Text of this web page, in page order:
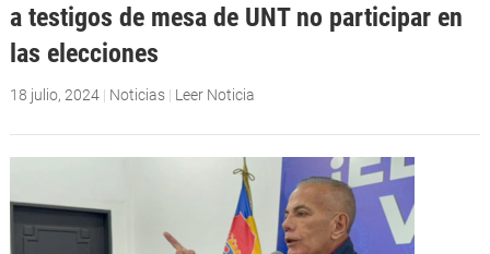
a testigos de mesa de UNT no participar en
las elecciones
18 julio, 2024| Noticias | Leer Noticia